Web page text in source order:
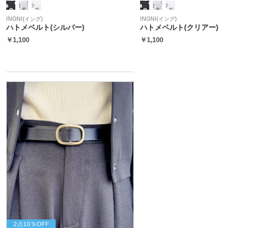
INGNI(イング)
ハトメベルト(シルバー)
￥1,100
INGNI(イング)
ハトメベルト(クリアー)
￥1,100
2点10％OFF